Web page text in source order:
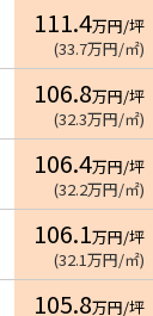
111.4万円/坪
(33.7万円/㎡)
106.8万円/坪
(32.3万円/㎡)
106.4万円/坪
(32.2万円/㎡)
106.1万円/坪
(32.1万円/㎡)
105.8万円/坪